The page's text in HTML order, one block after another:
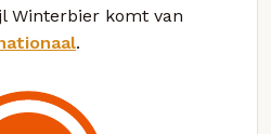
Winterbier komt van
.